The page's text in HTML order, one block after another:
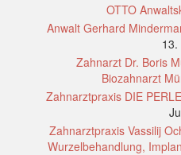
OTTO
Anwalt Gerhard
13.
Zahnarzt Dr. Boris
Biozahnarzt
Zahnarztpraxis DIE
Zahnarztpraxis Vassilij
Wurzelbehandlung,